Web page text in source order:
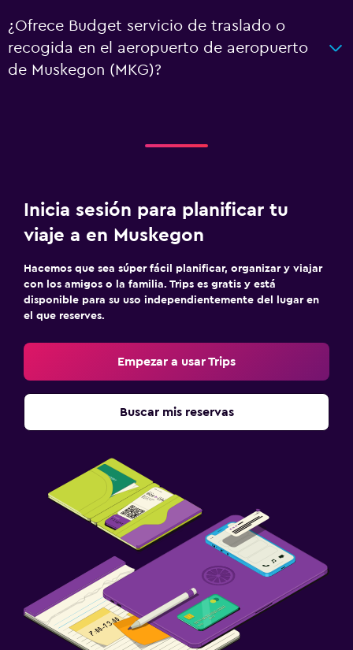
¿Ofrece Budget servicio de traslado o
recogida en el aeropuerto de aeropuerto
de Muskegon (MKG)?
Inicia sesión para planificar tu
viaje a en Muskegon
Hacemos que sea súper fácil planificar, organizar y viajar
con los amigos o la familia. Trips es gratis y está
disponible para su uso independientemente del lugar en
el que reserves.
Empezar a usar Trips
Buscar mis reservas